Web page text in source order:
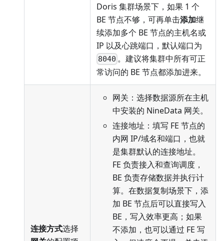
Doris 集群场景下，如果 1 个
BE 节点不够，可再单击添加继
续添加多个 BE 节点的主机名或
IP 以及心跳端口，默认端口为
8040 。建议将集群中所有可正
常访问的 BE 节点都添加进来。
连接方式选择
网关：选择数据源所在主机
中安装的 NineData 网关。
连接地址：填写 FE 节点的
内网 IP/域名和端口，也就
是集群默认的连接地址。
FE 负责接入和查询调度，
BE 负责存储数据并执行计
算。在数据复制场景下，添
加 BE 节点后可以直接写入
BE，写入效率更高；如果
不添加，也可以通过 FE 写